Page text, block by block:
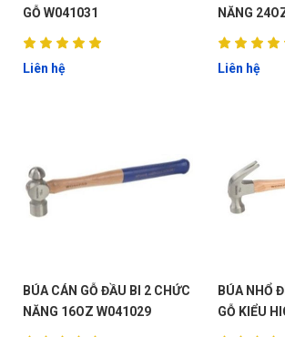
GỖ W041031
Liên hệ
NĂNG
Liên hệ
BÚA CÁN GỖ ĐẦU BI 2 CHỨC
NĂNG 16OZ W041029
BÚA NHỔ
GỖ KIỂU